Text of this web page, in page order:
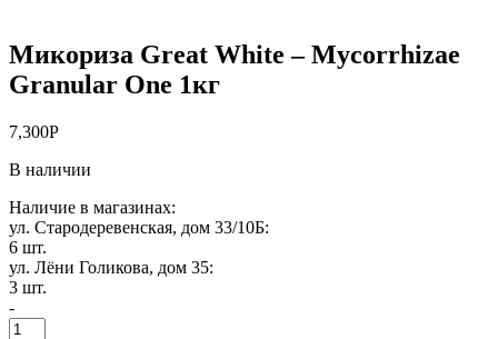
Микориза Great White – Mycorrhizae
Granular One 1кг
7,300Р
В наличии
Наличие в магазинах:
ул. Стародеревенская, дом 33/10Б:
6 шт.
ул. Лёни Голикова, дом 35:
3 шт.
-